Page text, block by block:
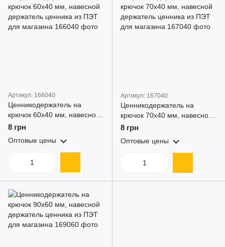
Артикул: 166040
Ценникодержатель на
крючок 60x40 мм, навесной
держатель ценника из ПЭТ
8 грн
Оптовые цены
Артикул: 167040
Ценникодержатель на
крючок 70x40 мм, навесной
держатель ценника из ПЭТ
8 грн
Оптовые цены